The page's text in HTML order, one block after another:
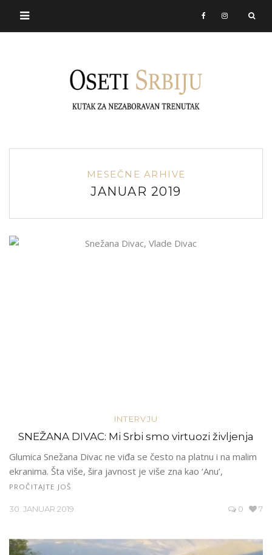
MESEČNE ARHIVE
JANUAR 2019
INTERVJU
SNEŽANA DIVAC: Mi Srbi smo virtuozi življenja
Glumica Snežana Divac ne viđa se često na platnu i na malim
ekranima. Šta više, šira javnost je više zna kao ‘Anu’,
PROČITAJTE JOŠ
30. JANUAR 2019. 0 7